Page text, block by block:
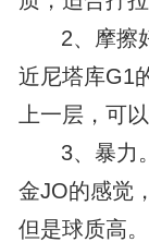
2、摩擦
近尼塔库G1
上一层，可
3、暴力
金JO的感觉
但是球质高。